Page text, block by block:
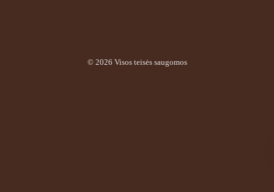
© 2026 Visos teisės saugomos